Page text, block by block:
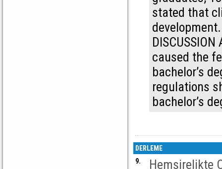
stated that
development.
caused the
bachelor’s
regulations
bachelor’s
DERLEME
9.
Hemşirelikte